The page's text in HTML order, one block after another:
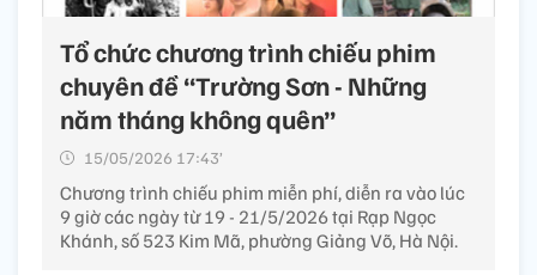
Tổ chức chương trình chiếu phim
chuyên đề “Trường Sơn - Những
năm tháng không quên”
15/05/2026 17:43’
Chương trình chiếu phim miễn phí, diễn ra vào lúc
9 giờ các ngày từ 19 - 21/5/2026 tại Rạp Ngọc
Khánh, số 523 Kim Mã, phường Giảng Võ, Hà Nội.